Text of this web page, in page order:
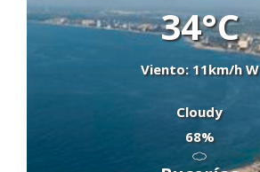
34°C
Viento: 11km/h W
Cloudy
68%